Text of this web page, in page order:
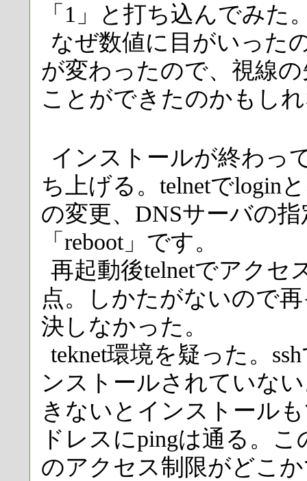
「1」と打ち込んでみた
なぜ数値に目がいった
が変わったので、視線
ことができたのかもし
インストールが終わっ
ち上げる。telnetでlogin
の変更、DNSサーバの
「reboot」です。
再起動後telnetでアクセ
点。しかたがないので
決しなかった。
teknet環境を疑った。
ンストールされていな
きないとインストール
ドレスにpingは通る。
のアクセス制限がどこ